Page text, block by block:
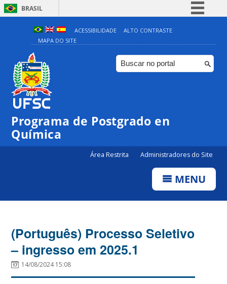
BRASIL
Simplifique!
Comunica BR
Participe
ACESSIBILIDADE
ALTO CONTRASTE
MAPA DO SITE
Programa de Postgrado en
Química
Área Restrita Administradores do Site
MENU
(Português) Processo Seletivo
– ingresso em 2025.1
14/08/2024 15:08